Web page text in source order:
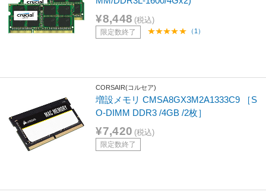
¥8,448 (税込)
限定数終了 （1）
CORSAIR(コルセア)
増設メモリ CMSA8GX3M2A1333C9 ［S
O-DIMM DDR3 /4GB /2枚］
¥7,420 (税込)
限定数終了